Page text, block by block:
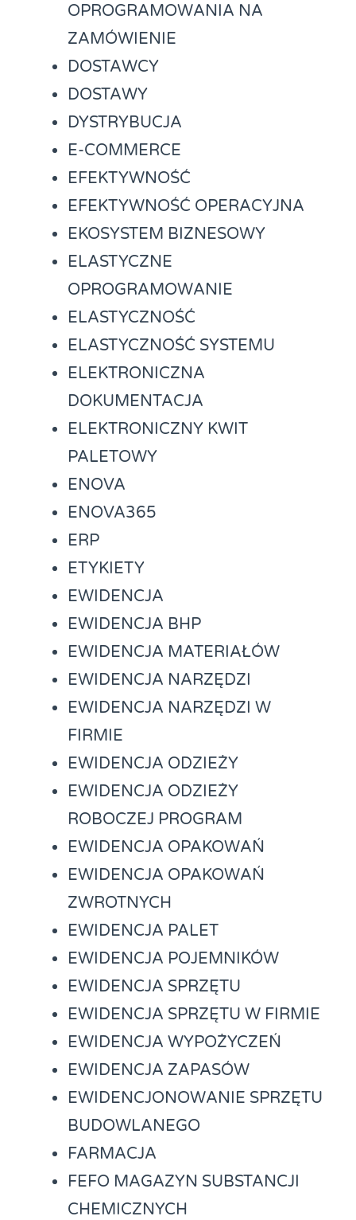
OPROGRAMOWANIA NA
ZAMÓWIENIE
DOSTAWCY
DOSTAWY
DYSTRYBUCJA
E-COMMERCE
EFEKTYWNOŚĆ
EFEKTYWNOŚĆ OPERACYJNA
EKOSYSTEM BIZNESOWY
ELASTYCZNE
OPROGRAMOWANIE
ELASTYCZNOŚĆ
ELASTYCZNOŚĆ SYSTEMU
ELEKTRONICZNA
DOKUMENTACJA
ELEKTRONICZNY KWIT
PALETOWY
ENOVA
ENOVA365
ERP
ETYKIETY
EWIDENCJA
EWIDENCJA BHP
EWIDENCJA MATERIAŁÓW
EWIDENCJA NARZĘDZI
EWIDENCJA NARZĘDZI W
FIRMIE
EWIDENCJA ODZIEŻY
EWIDENCJA ODZIEŻY
ROBOCZEJ PROGRAM
EWIDENCJA OPAKOWAŃ
EWIDENCJA OPAKOWAŃ
ZWROTNYCH
EWIDENCJA PALET
EWIDENCJA POJEMNIKÓW
EWIDENCJA SPRZĘTU
EWIDENCJA SPRZĘTU W FIRMIE
EWIDENCJA WYPOŻYCZEŃ
EWIDENCJA ZAPASÓW
EWIDENCJONOWANIE SPRZĘTU
BUDOWLANEGO
FARMACJA
FEFO MAGAZYN SUBSTANCJI
CHEMICZNYCH